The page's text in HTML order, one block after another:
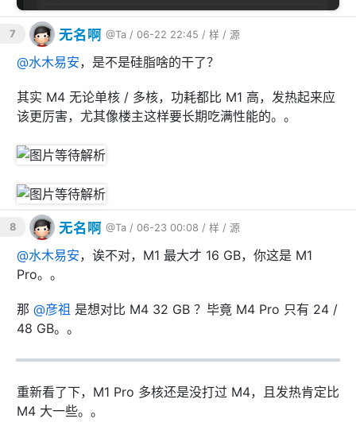
7 无名啊 @Ta / 06-22 22:45 / 样 / 源
@水木易安，是不是硅脂啥的干了？
其实 M4 无论单核 / 多核，功耗都比 M1 高，发热起来应
该更厉害，尤其像楼主这样要长期吃满性能的。。
8 无名啊 @Ta / 06-23 00:08 / 样 / 源
@水木易安，诶不对，M1 最大才 16 GB，你这是 M1
Pro。。
那 @彦祖 是想对比 M4 32 GB ？毕竟 M4 Pro 只有 24 /
48 GB。。
重新看了下，M1 Pro 多核还是没打过 M4，且发热肯定比
M4 大一些。。